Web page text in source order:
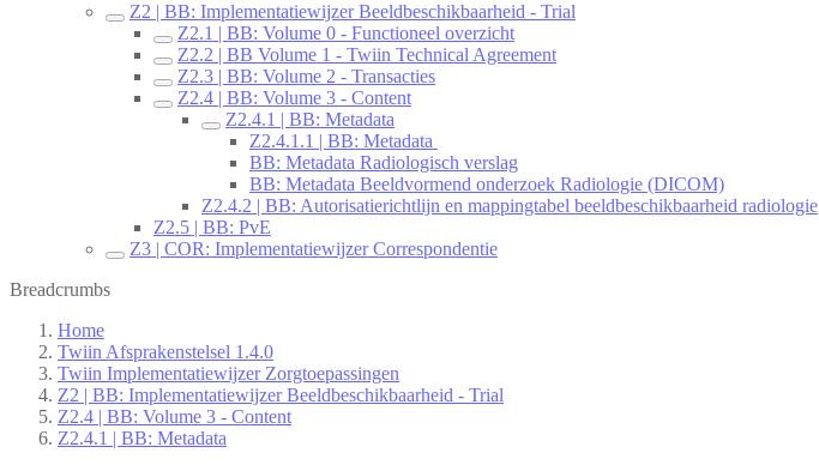
Z2 | BB: Implementatiewijzer Beeldbeschikbaarheid - Trial
Z2.1 | BB: Volume 0 - Functioneel overzicht
Z2.2 | BB Volume 1 - Twiin Technical Agreement
Z2.3 | BB: Volume 2 - Transacties
Z2.4 | BB: Volume 3 - Content
Z2.4.1 | BB: Metadata
Z2.4.1.1 | BB: Metadata
BB: Metadata Radiologisch verslag
BB: Metadata Beeldvormend onderzoek Radiologie (DICOM)
Z2.4.2 | BB: Autorisatierichtlijn en mappingtabel beeldbeschikbaarheid radiologie
Z2.5 | BB: PvE
Z3 | COR: Implementatiewijzer Correspondentie
Breadcrumbs
Home
Twiin Afsprakenstelsel 1.4.0
Twiin Implementatiewijzer Zorgtoepassingen
Z2 | BB: Implementatiewijzer Beeldbeschikbaarheid - Trial
Z2.4 | BB: Volume 3 - Content
Z2.4.1 | BB: Metadata